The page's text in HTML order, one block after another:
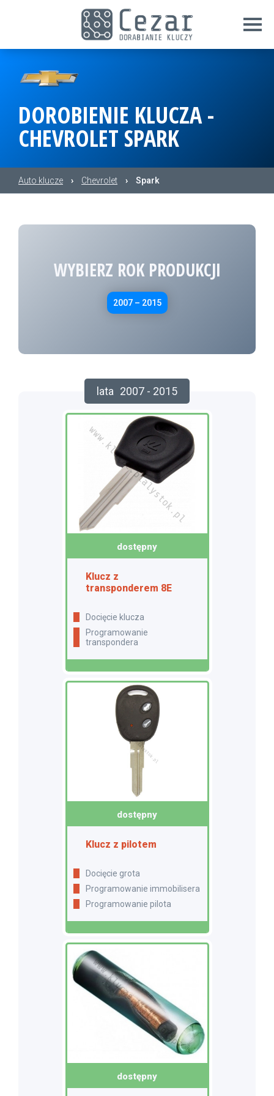
DOROBIENIE KLUCZA -
CHEVROLET SPARK
Auto klucze › Chevrolet › Spark
WYBIERZ ROK PRODUKCJI
2007 – 2015
lata 2007 - 2015
dostępny
Klucz z
transponderem 8E
docięcie klucza
programowanie
transpondera
dostępny
Klucz z pilotem
Docięcie grota
Programowanie immobilisera
Programowanie pilota
dostępny